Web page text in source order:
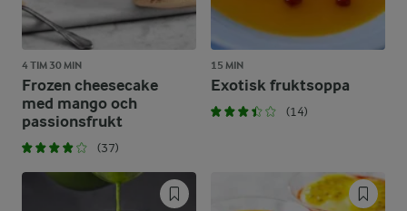
4 TIM 30 MIN
Frozen cheesecake
med mango och
passionsfrukt
(37)
15 MIN
Exotisk fruktsoppa
(14)